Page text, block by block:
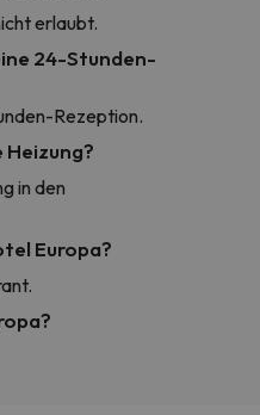
erlaubt.
24-Stunden-
Rezeption.
Heizung?
in den
Europa?